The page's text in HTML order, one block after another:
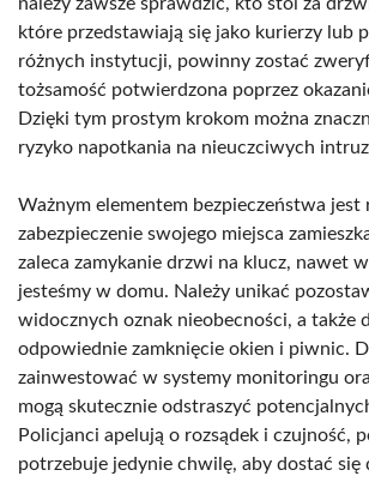
które przedstawiają się jako kurierzy lub
różnych instytucji, powinny zostać
tożsamość potwierdzona poprzez
Dzięki tym prostym krokom można
ryzyko napotkania na nieuczciwych
Ważnym elementem bezpieczeństwa jest
zabezpieczenie swojego miejsca
zaleca zamykanie drzwi na klucz, nawet
jesteśmy w domu. Należy unikać
widocznych oznak nieobecności, a także
odpowiednie zamknięcie okien i piwnic.
zainwestować w systemy monitoringu
mogą skutecznie odstraszyć
Policjanci apelują o rozsądek i czujność,
potrzebuje jedynie chwilę, aby dostać się